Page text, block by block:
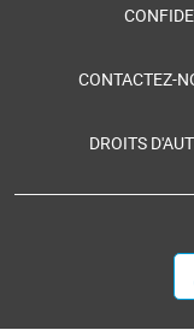
CONTACTEZ-
DROITS